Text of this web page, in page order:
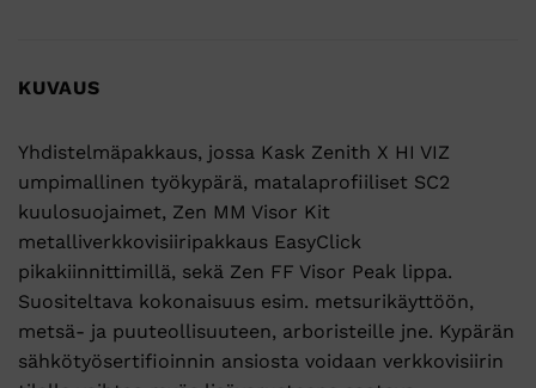
KUVAUS
Yhdistelmäpakkaus, jossa Kask Zenith X HI VIZ
umpimallinen työkypärä, matalaprofiiliset SC2
kuulosuojaimet, Zen MM Visor Kit
metalliverkkovisiiripakkaus EasyClick
pikakiinnittimillä, sekä Zen FF Visor Peak lippa.
Suositeltava kokonaisuus esim. metsurikäyttöön,
metsä- ja puuteollisuuteen, arboristeille jne. Kypärän
sähkötyösertifioinnin ansiosta voidaan verkkovisiirin